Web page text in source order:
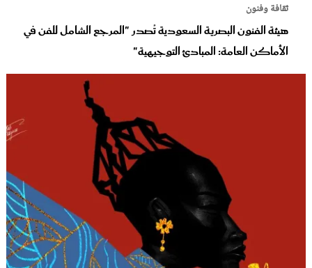
ثقافة وفنون
هيئة الفنون البصرية السعودية تُصدر "المرجع الشامل للفن في
الأماكن العامة: المبادئ التوجيهية"